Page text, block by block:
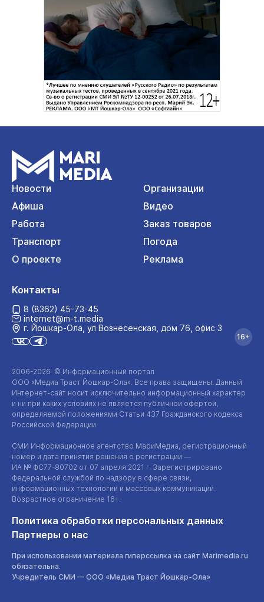
Новости
Организации
Афиша
Видео
Работа
Заказ товаров
Транспорт
Погода
О проекте
Реклама
2006-2026 © Информационный портал
ООО «Медиа Траст Йошкар-Ола». Все права защищены. Данный
Интернет-сайт носит исключительно информационный характер
и ни при каких условиях не является публичной офертой,
определяемой положениями Статьи 437 Гражданского кодекса
Российской Федерации.
СМИ Информационное агентство МариМедиа, регистрационный
номер и дата принятия решения о регистрации —
ИА № ФС77-80702 от 07 апреля 2021 г. Зарегистрировано
Федеральной службой по надзору в сфере связи,
информационных технологий и массовых коммуникаций.
Возрастное ограничение 16+.
Политика обработки персональных данных
Партнеры о нас
При использовании материала гиперссылка на сайт Marimedia.ru
обязательна.
Учредитель СМИ — ООО «Медиа Траст Йошкар-Ола»
Контакты
8 (8362) 45-73-45
internet@m-t.media
г. Йошкар‑Ола, ул Вознесенская, дом 76, офис 3
16+